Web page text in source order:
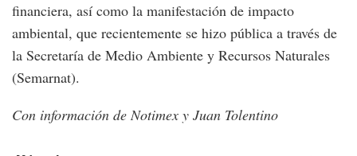
financiera, así como la manifestación de impacto
ambiental, que recientemente se hizo pública a través de
la Secretaría de Medio Ambiente y Recursos Naturales
(Semarnat).
Con información de Notimex y Juan Tolentino